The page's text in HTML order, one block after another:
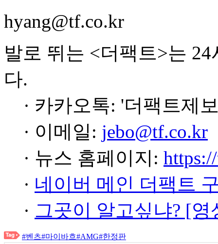
hyang@tf.co.kr
발로 뛰는 <더팩트>는
다.
· 카카오톡: '더팩트제
· 이메일: jebo@tf.co.kr
· 뉴스 홈페이지:
· 네이버 메인 더팩트
· 그곳이 알고싶냐? [
#벤츠#마이바흐#AMG#한정판